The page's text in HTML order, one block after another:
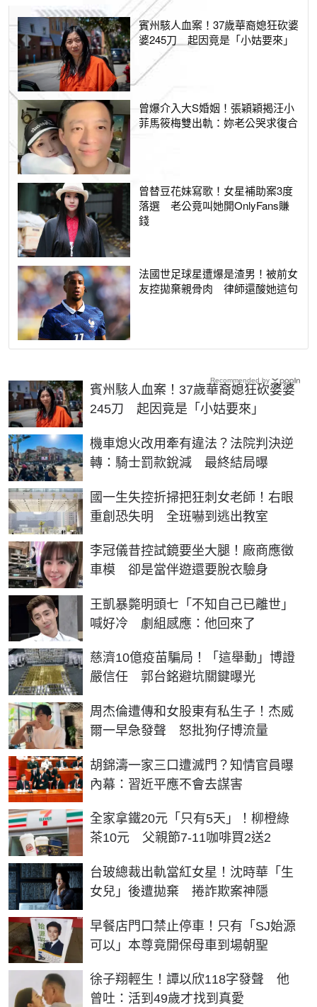
賓州駭人血案！37歲華裔媳狂砍婆
婆245刀 起因竟是「小姑要來」
曾爆介入大S婚姻！張穎穎揭汪小
菲馬筱梅雙出軌：妳老公哭求復合
曾替豆花妹寫歌！女星補助案3度
落選 老公竟叫她開OnlyFans賺
錢
法國世足球星遭爆是渣男！被前女
友控拋棄親骨肉 律師還酸她這句
賓州駭人血案！37歲華裔媳狂砍婆婆
245刀 起因竟是「小姑要來」
機車熄火改用牽有違法？法院判決逆
轉：騎士罰款銳減 最終結局曝
國一生失控折掃把狂刺女老師！右眼
重創恐失明 全班嚇到逃出教室
李冠儀昔控試鏡要坐大腿！廠商應徵
車模 卻是當伴遊還要脫衣驗身
王凱暴斃明頭七「不知自己已離世」
喊好冷 劇組感應：他回來了
慈濟10億疫苗騙局！「這舉動」博證
嚴信任 郭台銘避坑關鍵曝光
周杰倫遭傳和女股東有私生子！杰威
爾一早急發聲 怒批狗仔博流量
胡錦濤一家三口遭滅門？知情官員曝
內幕：習近平應不會去謀害
全家拿鐵20元「只有5天」！柳橙綠
茶10元 父親節7-11咖啡買2送2
台玻總裁出軌當紅女星！沈時華「生
女兒」後遭拋棄 捲詐欺案神隱
早餐店門口禁止停車！只有「SJ始源
可以」本尊竟開保母車到場朝聖
徐子翔輕生！譚以欣118字發聲 他
曾吐：活到49歲才找到真愛
Recommended by